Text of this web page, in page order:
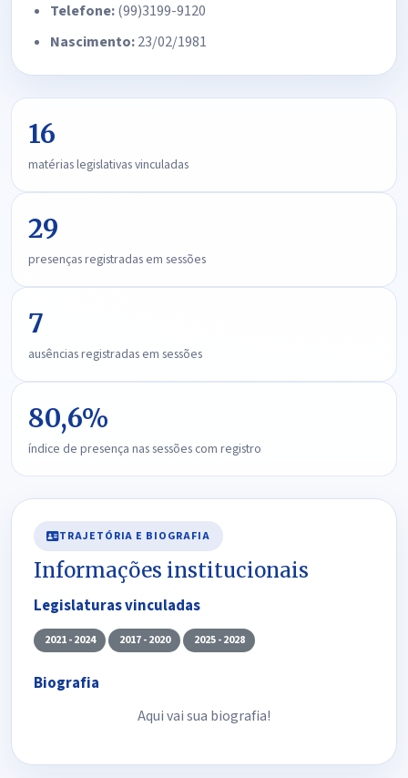
Telefone:(99)3199-9120
Nascimento:23/02/1981
16
matérias legislativas vinculadas
29
presenças registradas em sessões
7
ausências registradas em sessões
80,6%
índice de presença nas sessões com registro
TRAJETÓRIA E BIOGRAFIA
Informações institucionais
Legislaturas vinculadas
2021 - 2024 2017 - 2020 2025 - 2028
Biografia
Aqui vai sua biografia!